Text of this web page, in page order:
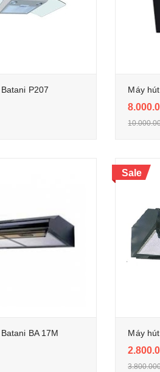
P207 Máy
BA 17M
Sale
Máy